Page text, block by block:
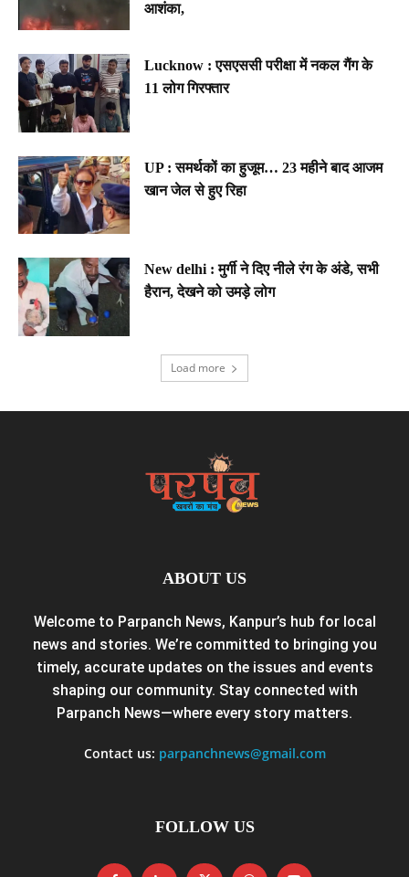
आशंका,
Lucknow : एसएससी परीक्षा में नकल गैंग के
11 लोग गिरफ्तार
UP : समर्थकों का हुजूम… 23 महीने बाद आजम
खान जेल से हुए रिहा
New delhi : मुर्गी ने दिए नीले रंग के अंडे, सभी
हैरान, देखने को उमड़े लोग
Load more
ABOUT US
Welcome to Parpanch News, Kanpur’s hub for local
news and stories. We’re committed to bringing you
timely, accurate updates on the issues and events
shaping our community. Stay connected with
Parpanch News—where every story matters.
Contact us: parpanchnews@gmail.com
FOLLOW US